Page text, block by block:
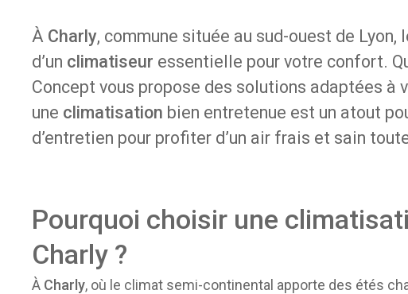
À Charly, commune située au sud-ouest de
d’un climatiseur essentielle pour votre confort.
Concept vous propose des solutions adaptées
une climatisation bien entretenue est un atout
d’entretien pour profiter d’un air frais et sain
Pourquoi choisir une
Charly ?
À Charly, où le climat semi-continental apporte des étés